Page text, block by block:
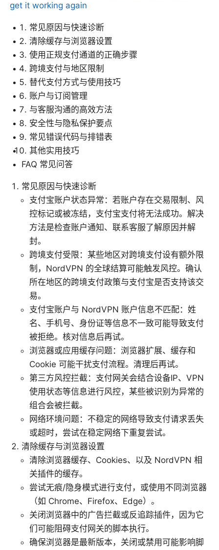
get it working again
常见原因与快速诊断
清除缓存与浏览器设置
使用正规支付通道的正确步骤
跨境支付与地区限制
替代支付方式与使用技巧
账户与订阅管理
与客服沟通的高效方法
安全性与隐私保护要点
常见错误代码与排错表
其他实用技巧
FAQ 常见问答
常见原因与快速诊断
支付宝账户状态异常：若账户存在交易限制、风
控标记或被冻结，支付宝支付将无法成功。解决
方法是检查账户通知、联系客服了解原因并解
封。
跨境支付受限：某些地区对跨境支付设有额外限
制，NordVPN 的全球结算可能触发风控。确认
所在地区的跨境支付政策与支付宝是否支持该交
易。
支付宝账户与 NordVPN 账户信息不匹配：姓
名、手机号、身份证等信息不一致可能导致支付
被拒绝。核对信息后再试。
浏览器或应用缓存问题：浏览器扩展、缓存和
Cookie 可能干扰支付流程。清理后再试。
第三方风控拦截：支付网关会结合设备IP、VPN
使用状态等信息进行风控，某些被识别为异常的
组合会被拦截。
网络环境问题：不稳定的网络导致支付请求丢失
或超时，尝试在稳定网络下重复尝试。
清除缓存与浏览器设置
清除浏览器缓存、Cookies、以及 NordVPN 相
关插件的缓存。
尝试无痕/隐身模式进行支付，或使用不同浏览器
（如 Chrome、Firefox、Edge）。
关闭浏览器中的广告拦截或反追踪插件，因为它
们可能阻碍支付网关的脚本执行。
确保浏览器是最新版本，关闭或禁用可能影响脚